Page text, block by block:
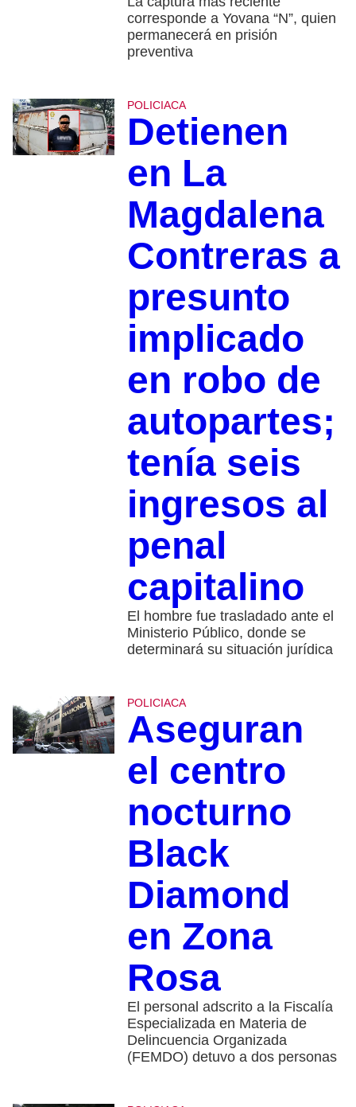
corresponde a Yovana “N”, quien
permanecerá en prisión
preventiva
POLICIACA
Detienen
en La
Magdalena
Contreras a
presunto
implicado
en robo de
autopartes;
tenía seis
ingresos al
penal
capitalino
El hombre fue trasladado ante el
Ministerio Público, donde se
determinará su situación jurídica
POLICIACA
Aseguran
el centro
nocturno
Black
Diamond
en Zona
Rosa
El personal adscrito a la Fiscalía
Especializada en Materia de
Delincuencia Organizada
(FEMDO) detuvo a dos personas